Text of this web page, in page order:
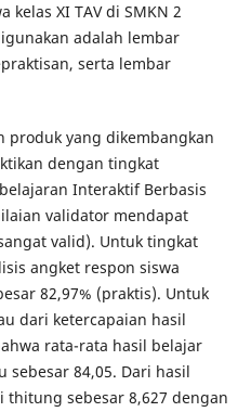
kelas XI TAV di SMKN 2
adalah lembar
serta lembar
produk yang dikembangkan
dengan tingkat
Interaktif Berbasis
validator mendapat
valid). Untuk tingkat
angket respon siswa
82,97% (praktis). Untuk
dari ketercapaian hasil
rata-rata hasil belajar
sebesar 84,05. Dari hasil
thitung sebesar 8,627 dengan